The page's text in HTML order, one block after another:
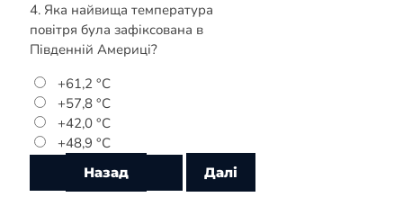
4. Яка найвища температура
повітря була зафіксована в
Південній Америці?
+61,2 °С
+57,8 °С
+42,0 °С
+48,9 °С